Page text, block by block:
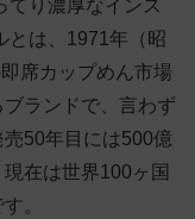
てり濃厚なインス
とは、1971年（昭
席カップめん市場
ランドで、言わず
50年目には500億
在は世界100ヶ国
。